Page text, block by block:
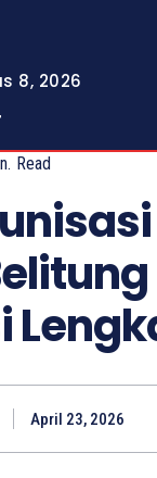
8, 2026
Read
April 23, 2026